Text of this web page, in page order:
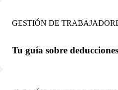
GESTIÓN DE
Tu guía sobre